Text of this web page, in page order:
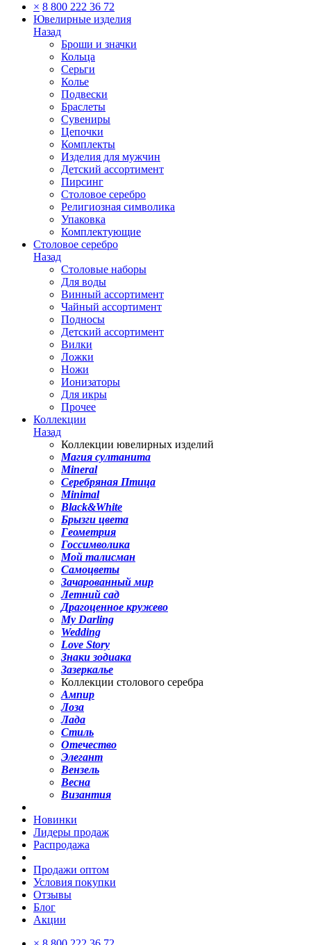
× 8 800 222 36 72
Ювелирные изделия
Назад
Броши и значки
Кольца
Серьги
Колье
Подвески
Браслеты
Сувениры
Цепочки
Комплекты
Изделия для мужчин
Детский ассортимент
Пирсинг
Столовое серебро
Религиозная символика
Упаковка
Комплектующие
Столовое серебро
Назад
Столовые наборы
Для воды
Винный ассортимент
Чайный ассортимент
Подносы
Детский ассортимент
Вилки
Ложки
Ножи
Ионизаторы
Для икры
Прочее
Коллекции
Назад
Коллекции ювелирных изделий
Магия султанита
Mineral
Серебряная Птица
Minimal
Black&White
Брызги цвета
Геометрия
Госсимволика
Мой талисман
Самоцветы
Зачарованный мир
Летний сад
Драгоценное кружево
My Darling
Wedding
Love Story
Знаки зодиака
Зазеркалье
Коллекции столового серебра
Ампир
Лоза
Лада
Стиль
Отечество
Элегант
Вензель
Весна
Византия
Новинки
Лидеры продаж
Распродажа
Продажи оптом
Условия покупки
Отзывы
Блог
Акции